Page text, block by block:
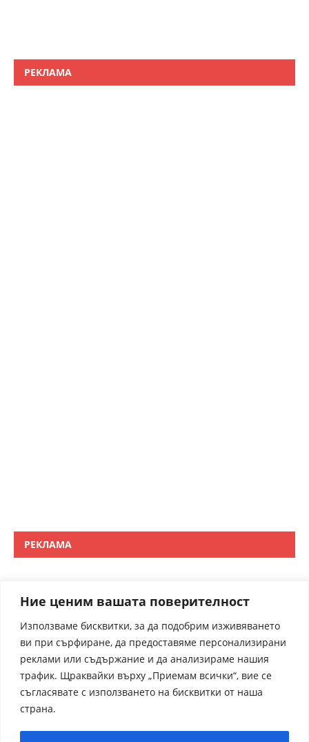
Ние ценим вашата поверителност
Използваме бисквитки, за да подобрим изживяването
ви при сърфиране, да предоставяме персонализирани
реклами или съдържание и да анализираме нашия
трафик. Щраквайки върху „Приемам всички“, вие се
съгласявате с използването на бисквитки от наша
страна.
РЕКЛАМА
РЕКЛАМА